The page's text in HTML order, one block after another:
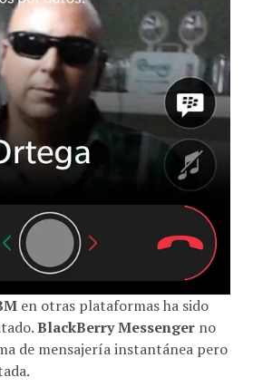
en otras plataformas ha sido
BlackBerry Messenger no
de mensajería instantánea pero